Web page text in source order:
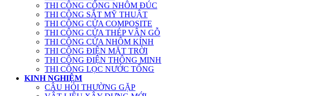
THI CÔNG CỔNG NHÔM ĐÚC
THI CÔNG SẮT MỸ THUẬT
THI CÔNG CỬA COMPOSITE
THI CÔNG CỬA THÉP VÂN GỖ
THI CÔNG CỬA NHÔM KÍNH
THI CÔNG ĐIỆN MẶT TRỜI
THI CÔNG ĐIỆN THÔNG MINH
THI CÔNG LỌC NƯỚC TỔNG
KINH NGHIỆM
CÂU HỎI THƯỜNG GẶP